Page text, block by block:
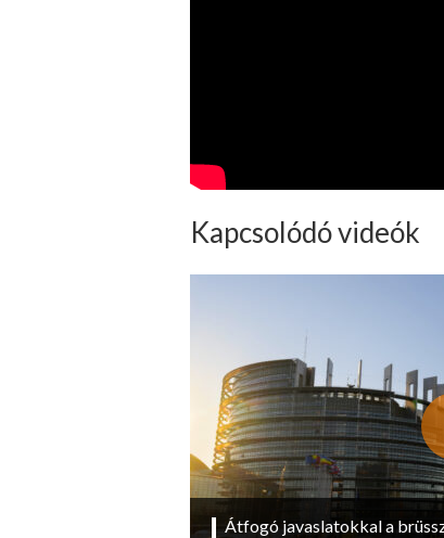
Kapcsolódó videók
Átfogó javaslatokkal a